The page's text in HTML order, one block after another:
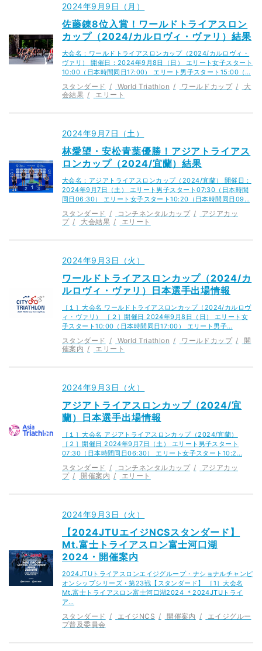
2024年9月9日（月）
佐藤錬8位入賞！ワールドトライアスロン
カップ（2024/カルロヴィ・ヴァリ）結果
大会名：ワールドトライアスロンカップ（2024/カルロヴィ・
ヴァリ） 開催日：2024年9月8日（日） エリート女子スタート
10:00（日本時間同日17:00） エリート男子スタート15:00（…
スタンダード World Triathlon ワールドカップ
大
会結果
エリート
2024年9月7日（土）
林愛望・安松青葉優勝！アジアトライアス
ロンカップ（2024/宜蘭）結果
大会名：アジアトライアスロンカップ（2024/宜蘭） 開催日：
2024年9月7日（土） エリート男子スタート07:30（日本時間
同日06:30） エリート女子スタート10:20（日本時間同日09…
スタンダード コンチネンタルカップ
アジアカッ
プ
大会結果 エリート
2024年9月3日（火）
ワールドトライアスロンカップ（2024/カ
ルロヴィ・ヴァリ）日本選手出場情報
［１］大会名 ワールドトライアスロンカップ（2024/カルロヴ
ィ・ヴァリ） ［２］開催日 2024年9月8日（日） エリート女
子スタート10:00（日本時間同日17:00） エリート男子…
スタンダード World Triathlon ワールドカップ
開
催案内
エリート
2024年9月3日（火）
アジアトライアスロンカップ（2024/宜
蘭）日本選手出場情報
［１］大会名 アジアトライアスロンカップ（2024/宜蘭）
［２］開催日 2024年9月7日（土） エリート男子スタート
07:30（日本時間同日06:30） エリート女子スタート10:2…
スタンダード コンチネンタルカップ
アジアカッ
プ
開催案内 エリート
2024年9月3日（火）
【2024JTUエイジNCSスタンダード】
Mt.富士トライアスロン富士河口湖
2024・開催案内
2024JTUトライアスロンエイジグループ・ナショナルチャンピ
オンシップシリーズ・第23戦【スタンダード】 ［1］大会名
Mt.富士トライアスロン富士河口湖2024 ＊2024JTUトライ
ア…
スタンダード エイジNCS 開催案内
エイジグルー
プ普及委員会